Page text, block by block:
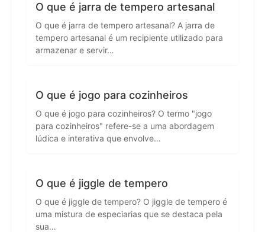
O que é jarra de tempero artesanal
O que é jarra de tempero artesanal? A jarra de
tempero artesanal é um recipiente utilizado para
armazenar e servir…
O que é jogo para cozinheiros
O que é jogo para cozinheiros? O termo "jogo
para cozinheiros" refere-se a uma abordagem
lúdica e interativa que envolve…
O que é jiggle de tempero
O que é jiggle de tempero? O jiggle de tempero é
uma mistura de especiarias que se destaca pela
sua…